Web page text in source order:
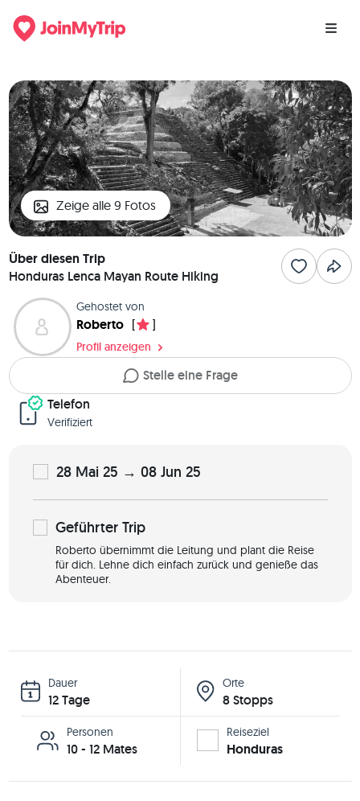
Zeige alle 9 Fotos
Über diesen Trip
Honduras Lenca Mayan Route Hiking
Gehostet von
Roberto [ ]
Profil anzeigen
Stelle eine Frage
Telefon
Verifiziert
28 Mai 25 → 08 Jun 25
Geführter Trip
Roberto übernimmt die Leitung und plant die Reise
für dich. Lehne dich einfach zurück und genieße das
Abenteuer.
Dauer
12 Tage
Orte
8 Stopps
Personen
10 - 12 Mates
Reiseziel
Honduras